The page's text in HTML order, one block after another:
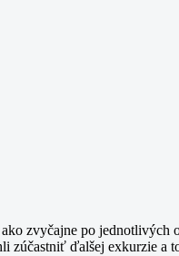
zvyčajne po jednotlivých
zúčastniť ďalšej exkurzie a